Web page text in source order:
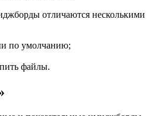
отличаются несколькими
по умолчанию;
файлы.